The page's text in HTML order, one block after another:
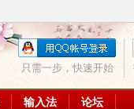
只需一步，快速开始
输入法 论坛